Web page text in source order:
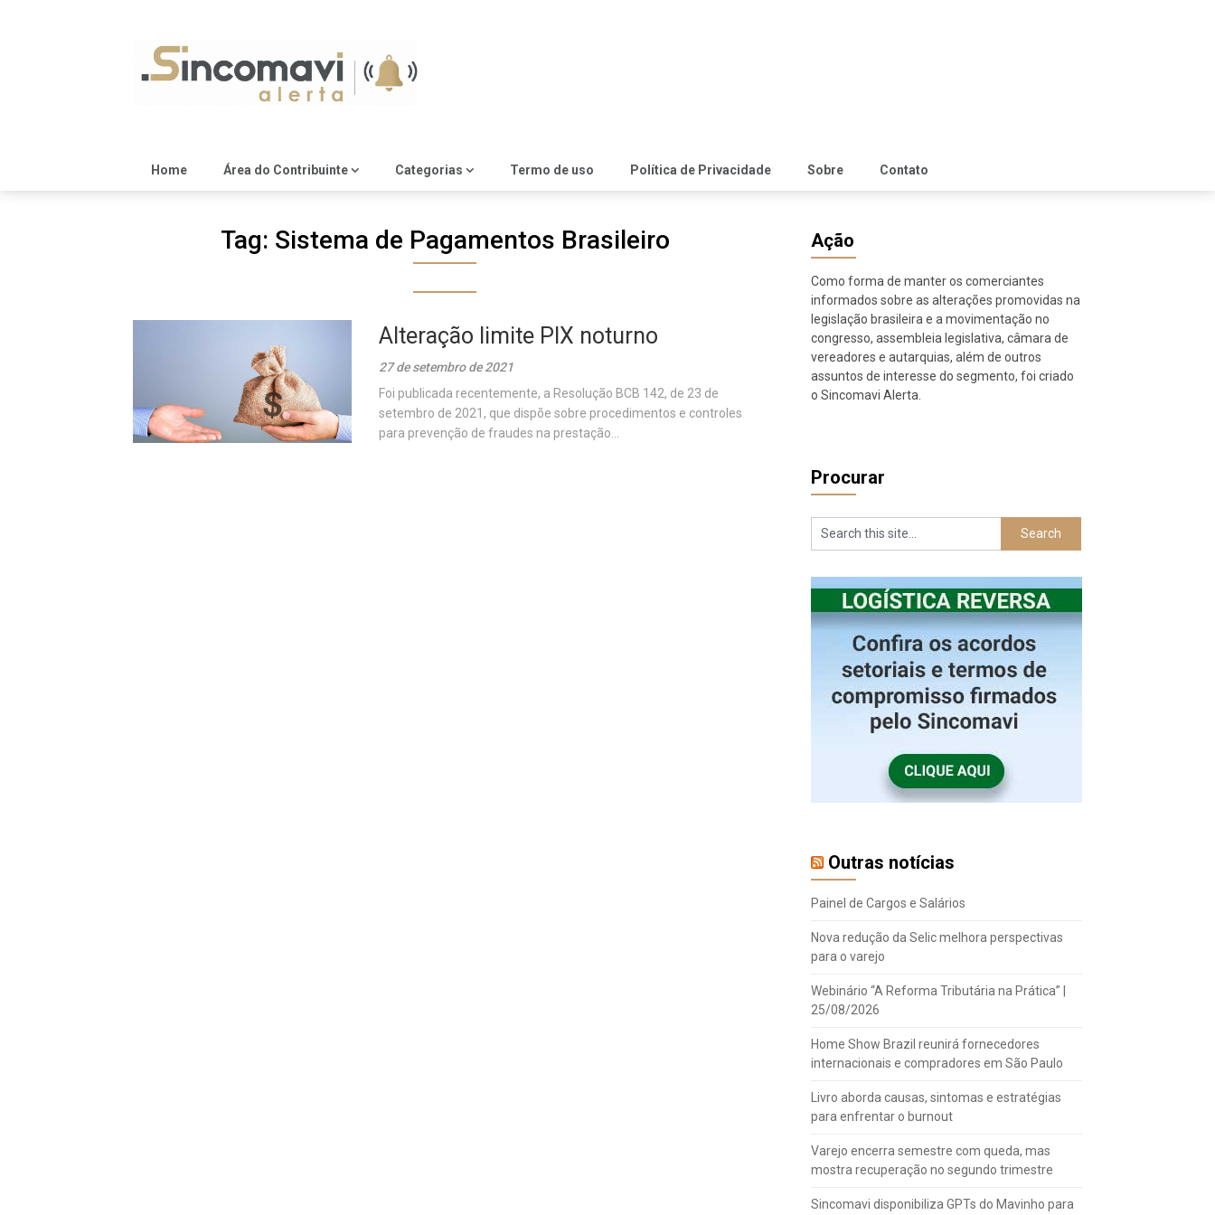
Home Área do Contribuinte Categorias Termo de uso Política de Privacidade Sobre Contato
Tag: Sistema de Pagamentos Brasileiro
Alteração limite PIX noturno
27 de setembro de 2021
Foi publicada recentemente, a Resolução BCB 142, de 23 de
setembro de 2021, que dispõe sobre procedimentos e controles
para prevenção de fraudes na prestação...
Ação
Como forma de manter os comerciantes
informados sobre as alterações promovidas na
legislação brasileira e a movimentação no
congresso, assembleia legislativa, câmara de
vereadores e autarquias, além de outros
assuntos de interesse do segmento, foi criado
o Sincomavi Alerta.
Procurar
Outras notícias
Painel de Cargos e Salários
Nova redução da Selic melhora perspectivas
para o varejo
Webinário “A Reforma Tributária na Prática” |
25/08/2026
Home Show Brazil reunirá fornecedores
internacionais e compradores em São Paulo
Livro aborda causas, sintomas e estratégias
para enfrentar o burnout
Varejo encerra semestre com queda, mas
mostra recuperação no segundo trimestre
Sincomavi disponibiliza GPTs do Mavinho para